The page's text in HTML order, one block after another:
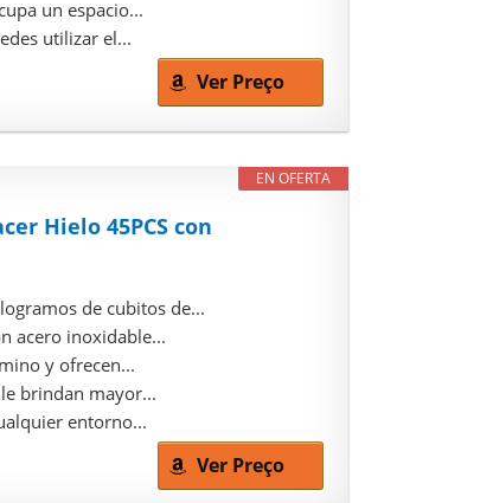
un espacio...
utilizar el...
Ver Preço
EN OFERTA
Hielo 45PCS con
de cubitos de...
acero inoxidable...
y ofrecen...
le brindan mayor...
entorno...
Ver Preço